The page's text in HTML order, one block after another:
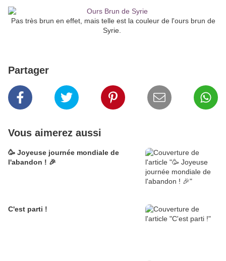
Pas très brun en effet, mais telle est la couleur de l'ours brun de
Syrie.
Partager
Vous aimerez aussi
🥳 Joyeuse journée mondiale de
l'abandon ! 🎉
C'est parti !